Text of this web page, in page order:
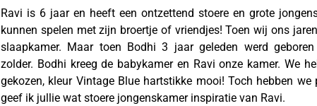
Ravi is 6 jaar en heeft een ontzettend stoere en grote
kunnen spelen met zijn broertje of vriendjes! Toen wij ons
slaapkamer. Maar toen Bodhi 3 jaar geleden werd
zolder. Bodhi kreeg de babykamer en Ravi onze kamer. We
gekozen, kleur Vintage Blue hartstikke mooi! Toch hebben
geef ik jullie wat stoere jongenskamer inspiratie van Ravi.